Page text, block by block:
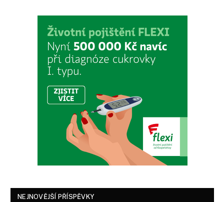
NEJNOVĚJŠÍ PŘÍSPĚVKY